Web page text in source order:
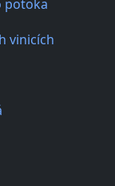
potoka
vinicích